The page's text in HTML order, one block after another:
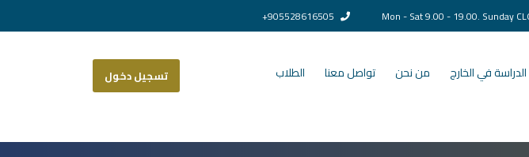
الدراسة في الخارج من نحن تواصل معنا الطلاب تسجيل دخول